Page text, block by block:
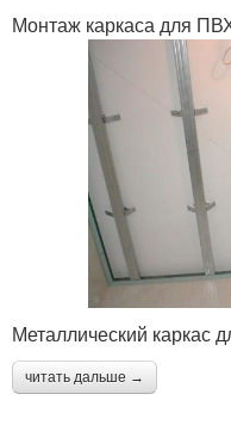
Монтаж каркаса для
Металлический каркас
читать дальше →